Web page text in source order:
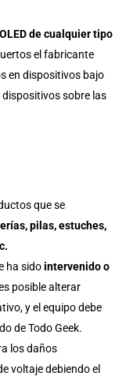
de cualquier tipo
el fabricante
en dispositivos bajo
dispositivos sobre las
que se
pilas, estuches,
ha sidointervenido o
posible alterar
y el equipo debe
de Todo Geek.
los daños
voltaje debiendo el